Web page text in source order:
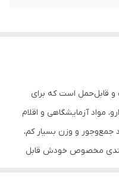
و قابل‌حمل است که برای
مواد آزمایشگاهی و اقلام
جمع‌وجور و وزن بسیار کم،
مخصوص خودش قابل